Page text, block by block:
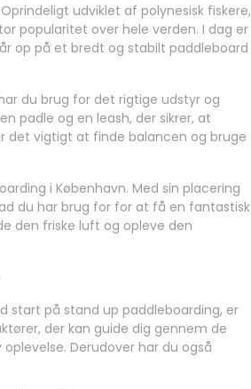
udviklet af polynesisk fiskere,
popularitet over hele verden. I dag er
op på et bredt og stabilt paddleboard
du brug for det rigtige udstyr og
padle og en leash, der sikrer, at
det vigtigt at finde balancen og bruge
i København. Med sin placering
du har brug for for at få en fantastisk
den friske luft og opleve den
start på stand up paddleboarding, er
der kan guide dig gennem de
Derudover har du også